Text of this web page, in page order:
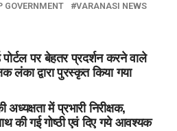
GOVERNMENT
VARANASI NEWS
पर बेहतर प्रदर्शन करने वाले
लंका द्वारा पुरस्कृत किया गया
में प्रभारी निरीक्षक,
की गई गोष्ठी एवं दिए गये आवश्यक